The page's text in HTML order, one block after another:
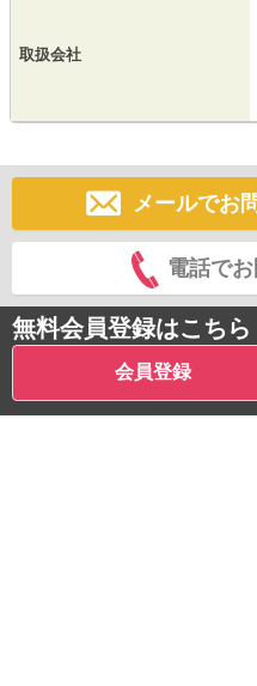
取扱会社
メールでお
電話で
無料会員登録はこちら
会員登録